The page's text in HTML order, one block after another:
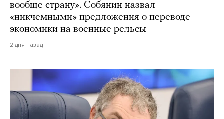
вообще страну». Собянин назвал
«никчемными» предложения о переводе
экономики на военные рельсы
2 дня назад